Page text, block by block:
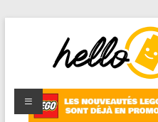
HelloBricks
Blog LEGO,
nouveaut�s